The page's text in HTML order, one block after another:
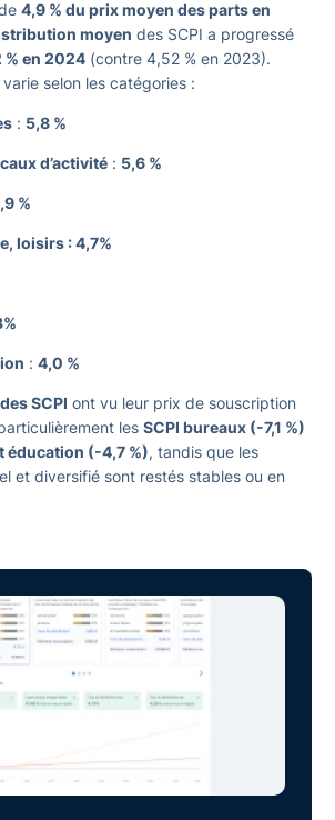
4,9 % du prix moyen des parts en
moyen des SCPI a progressé
% en 2024 (contre 4,52 % en 2023).
selon les catégories :
: 5,8 %
d’activité : 5,6 %
%
loisirs : 4,7%
: 4,0 %
SCPI ont vu leur prix de souscription
les SCPI bureaux (-7,1 %)
éducation (-4,7 %), tandis que les
et diversifié sont restés stables ou en